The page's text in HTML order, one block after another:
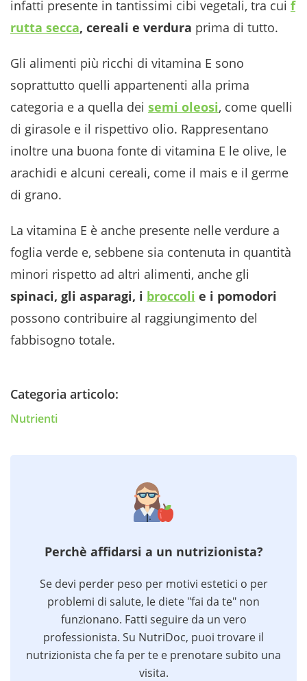
infatti presente in tantissimi cibi vegetali, tra cui f
rutta secca, cereali e verdura prima di tutto.
Gli alimenti più ricchi di vitamina E sono
soprattutto quelli appartenenti alla prima
categoria e a quella dei semi oleosi, come quelli
di girasole e il rispettivo olio. Rappresentano
inoltre una buona fonte di vitamina E le olive, le
arachidi e alcuni cereali, come il mais e il germe
di grano.
La vitamina E è anche presente nelle verdure a
foglia verde e, sebbene sia contenuta in quantità
minori rispetto ad altri alimenti, anche gli
spinaci, gli asparagi, i broccoli e i pomodori
possono contribuire al raggiungimento del
fabbisogno totale.
Categoria articolo:
Nutrienti
Perchè affidarsi a un nutrizionista?
Se devi perder peso per motivi estetici o per
problemi di salute, le diete "fai da te" non
funzionano. Fatti seguire da un vero
professionista. Su NutriDoc, puoi trovare il
nutrizionista che fa per te e prenotare subito una
visita.